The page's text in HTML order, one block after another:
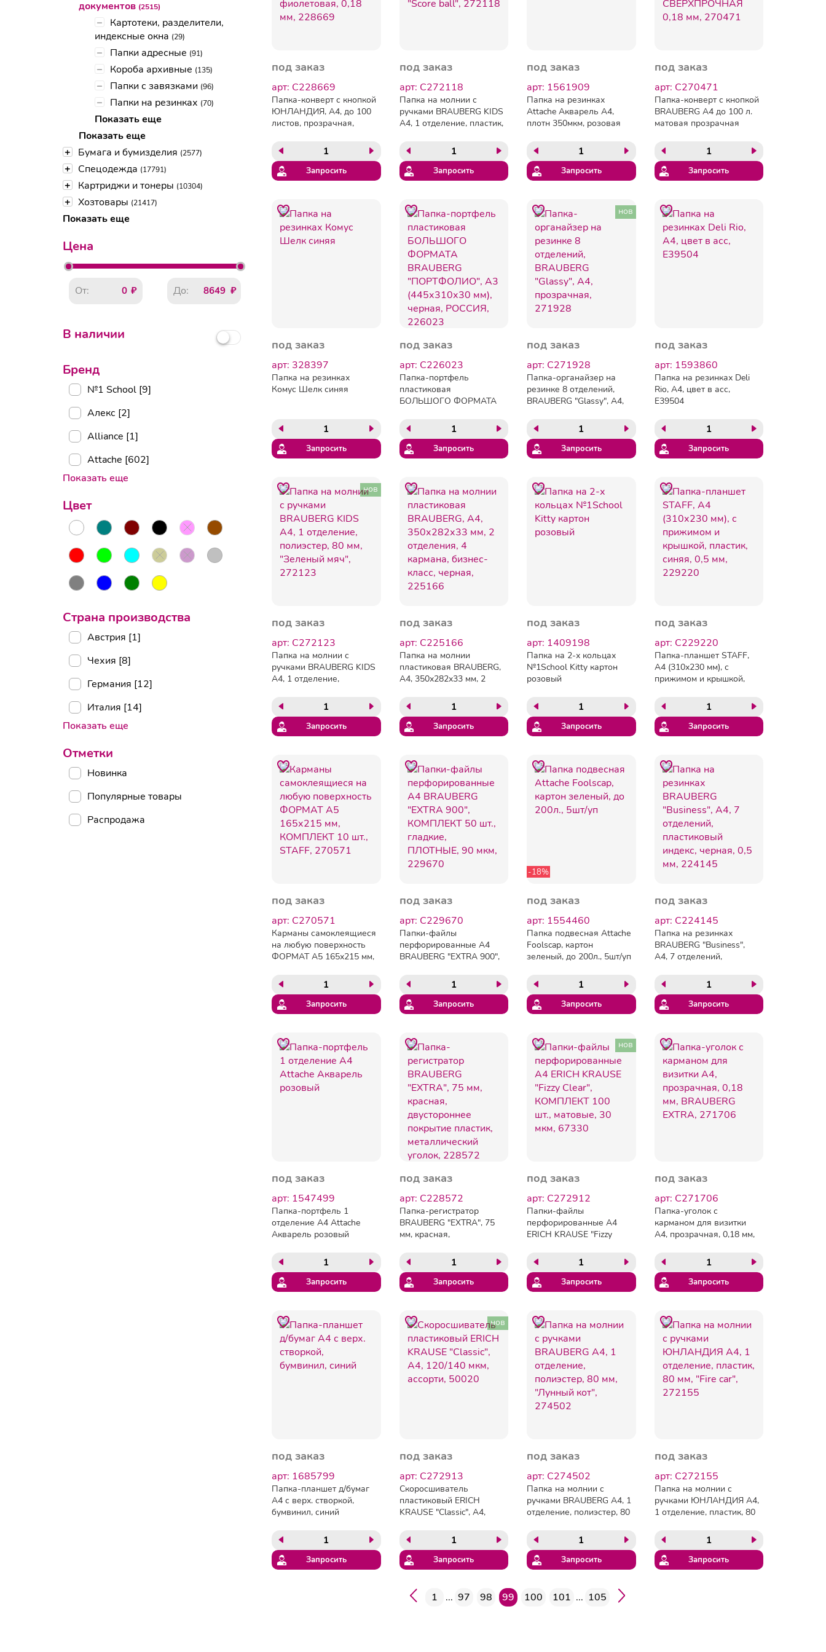
документов (2515)
–
Картотеки, разделители,
индексные окна (29)
– Папки адресные (91)
– Короба архивные (135)
– Папки с завязками (96)
– Папки на резинках (70)
Показать еще
Показать еще
+
Бумага и бумизделия (2577)
+ Спецодежда (17791)
+ Картриджи и тонеры (10304)
+ Хозтовары (21417)
Показать еще
Цена
От: До:
В наличии
Бренд
№1 School [9]
Алекс [2]
Alliance [1]
Attache [602]
Показать еще
Цвет
Страна производства
Австрия [1]
Чехия [8]
Германия [12]
Италия [14]
Показать еще
Отметки
Новинка
Популярные товары
Распродажа
под заказ
арт: C228669
Папка-конверт с кнопкой
ЮНЛАНДИЯ, А4, до 100
листов, прозрачная,
228669
Запросить
под заказ
арт: C272118
Папка на молнии с
ручками BRAUBERG KIDS
А4, 1 отделение, пластик,
272118
Запросить
под заказ
арт: 1561909
Папка на резинках
Attache Акварель А4,
плотн 350мкм, розовая
Запросить
под заказ
арт: C270471
Папка-конверт с кнопкой
BRAUBERG А4 до 100 л.
матовая прозрачная
270471
Запросить
под заказ
арт: 328397
Папка на резинках
Комус Шелк синяя
Запросить
под заказ
арт: C226023
Папка-портфель
пластиковая
БОЛЬШОГО ФОРМАТА
"ПОРТФОЛИО", А3
(445х310х30 мм), черная,
РОССИЯ, 226023
Запросить
нов
под заказ
арт: C271928
Папка-органайзер на
резинке 8 отделений,
BRAUBERG "Glassy", А4,
Запросить
под заказ
арт: 1593860
Папка на резинках Deli
Rio, А4, цвет в асс,
E39504
Запросить
нов
под заказ
арт: C272123
Папка на молнии с
ручками BRAUBERG KIDS
А4, 1 отделение,
"Зеленый мяч", 272123
Запросить
под заказ
арт: C225166
Папка на молнии
пластиковая BRAUBERG,
А4, 350х282х33 мм, 2
бизнес-класс, черная,
225166
Запросить
под заказ
арт: 1409198
Папка на 2-х кольцах
№1School Kitty картон
розовый
Запросить
под заказ
арт: C229220
Папка-планшет STAFF,
А4 (310х230 мм), с
прижимом и крышкой,
229220
Запросить
под заказ
арт: C270571
Карманы самоклеящиеся
на любую поверхность
ФОРМАТ А5 165х215 мм,
STAFF, 270571
Запросить
под заказ
арт: C229670
Папки-файлы
перфорированные А4
BRAUBERG "EXTRA 900",
гладкие, ПЛОТНЫЕ, 90
мкм, 229670
Запросить
-18%
под заказ
арт: 1554460
Папка подвесная Attache
Foolscap, картон
зеленый, до 200л., 5шт/уп
Запросить
под заказ
арт: C224145
Папка на резинках
BRAUBERG "Business",
А4, 7 отделений,
черная, 0,5 мм, 224145
Запросить
под заказ
арт: 1547499
Папка-портфель 1
отделение А4 Attache
Акварель розовый
Запросить
под заказ
арт: C228572
Папка-регистратор
BRAUBERG "EXTRA", 75
мм, красная,
пластик, металлический
уголок, 228572
Запросить
нов
под заказ
арт: C272912
Папки-файлы
перфорированные А4
ERICH KRAUSE "Fizzy
шт., матовые, 30 мкм,
67330
Запросить
под заказ
арт: C271706
Папка-уголок с
карманом для визитки
А4, прозрачная, 0,18 мм,
271706
Запросить
под заказ
арт: 1685799
Папка-планшет д/бумаг
А4 с верх. створкой,
бумвинил, синий
Запросить
нов
под заказ
арт: C272913
Скоросшиватель
пластиковый ERICH
KRAUSE "Classic", А4,
50020
Запросить
под заказ
арт: C274502
Папка на молнии с
ручками BRAUBERG А4, 1
отделение, полиэстер, 80
Запросить
под заказ
арт: C272155
Папка на молнии с
ручками ЮНЛАНДИЯ А4,
1 отделение, пластик, 80
Запросить
1 ... 97 98 99 100 101 ... 105